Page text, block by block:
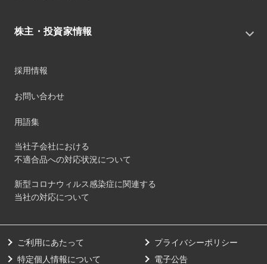
役員
事業
IRニュース
環境
ガバナンス
マテリアリティ
サステナビリティデータ
第三者保証
社外団体への加盟
社外からの評価
ダイバーシティ・エクイティ&インクルージョン
健康経営の取り組み
株主・投資家情報
財務ハイライト
IRカレンダー
個人投資家のみなさまへ
採用情報
お問い合わせ
用語集
当社子会社における
不適合品への対応状況について
新型コロナウィルス感染症に関連する
当社の対応について
ご利用にあたって
プライバシーポリシー
特定個人情報について
電子公告